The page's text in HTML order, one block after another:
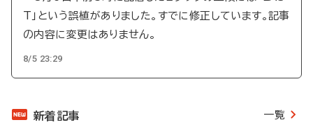
T」という誤植がありました。すでに修正しています。記事
の内容に変更はありません。
8/5 23:29
新着記事 一覧